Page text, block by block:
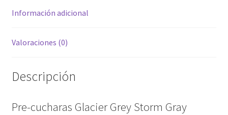
Información adicional
Valoraciones (0)
Descripción
Pre-cucharas Glacier Grey Storm Gray